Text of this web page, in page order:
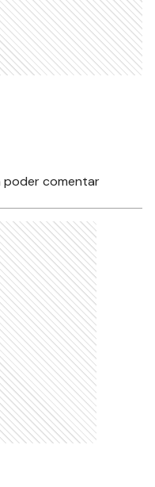
poder comentar